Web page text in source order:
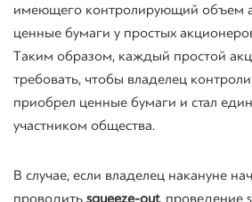
имеющего контролирующий объем
ценные бумаги у простых
Таким образом, каждый простой
требовать, чтобы владелец
приобрел ценные бумаги и стал
участником общества.
В случае, если владелец накануне
проводить squeeze-out, проведение